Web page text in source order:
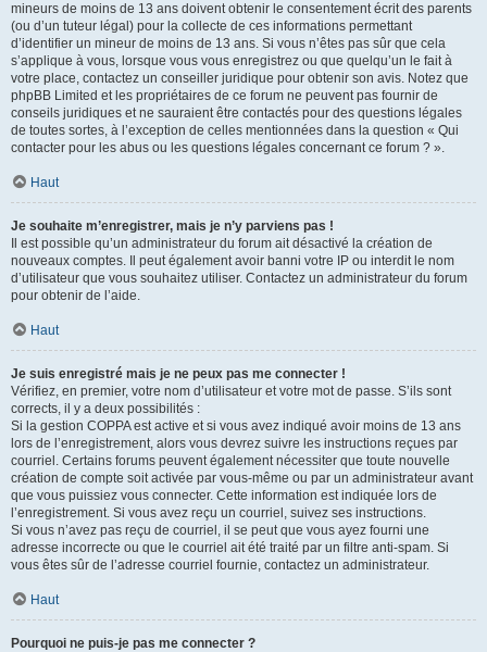
mineurs de moins de 13 ans doivent obtenir le consentement écrit des parents
(ou d’un tuteur légal) pour la collecte de ces informations permettant
d’identifier un mineur de moins de 13 ans. Si vous n’êtes pas sûr que cela
s’applique à vous, lorsque vous vous enregistrez ou que quelqu’un le fait à
votre place, contactez un conseiller juridique pour obtenir son avis. Notez que
phpBB Limited et les propriétaires de ce forum ne peuvent pas fournir de
conseils juridiques et ne sauraient être contactés pour des questions légales
de toutes sortes, à l’exception de celles mentionnées dans la question « Qui
contacter pour les abus ou les questions légales concernant ce forum ? ».
Haut
Je souhaite m’enregistrer, mais je n’y parviens pas !
Il est possible qu’un administrateur du forum ait désactivé la création de
nouveaux comptes. Il peut également avoir banni votre IP ou interdit le nom
d’utilisateur que vous souhaitez utiliser. Contactez un administrateur du forum
pour obtenir de l’aide.
Haut
Je suis enregistré mais je ne peux pas me connecter !
Vérifiez, en premier, votre nom d’utilisateur et votre mot de passe. S’ils sont
corrects, il y a deux possibilités :
Si la gestion COPPA est active et si vous avez indiqué avoir moins de 13 ans
lors de l’enregistrement, alors vous devrez suivre les instructions reçues par
courriel. Certains forums peuvent également nécessiter que toute nouvelle
création de compte soit activée par vous-même ou par un administrateur avant
que vous puissiez vous connecter. Cette information est indiquée lors de
l’enregistrement. Si vous avez reçu un courriel, suivez ses instructions.
Si vous n’avez pas reçu de courriel, il se peut que vous ayez fourni une
adresse incorrecte ou que le courriel ait été traité par un filtre anti-spam. Si
vous êtes sûr de l’adresse courriel fournie, contactez un administrateur.
Haut
Pourquoi ne puis-je pas me connecter ?